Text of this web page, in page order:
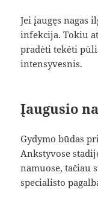
Jei įaugęs nagas
infekcija. Tokiu
pradėti tekėti
intensyvesnis.
Įaugusio
Gydymo būdas
Ankstyvose
namuose, tačiau
specialisto